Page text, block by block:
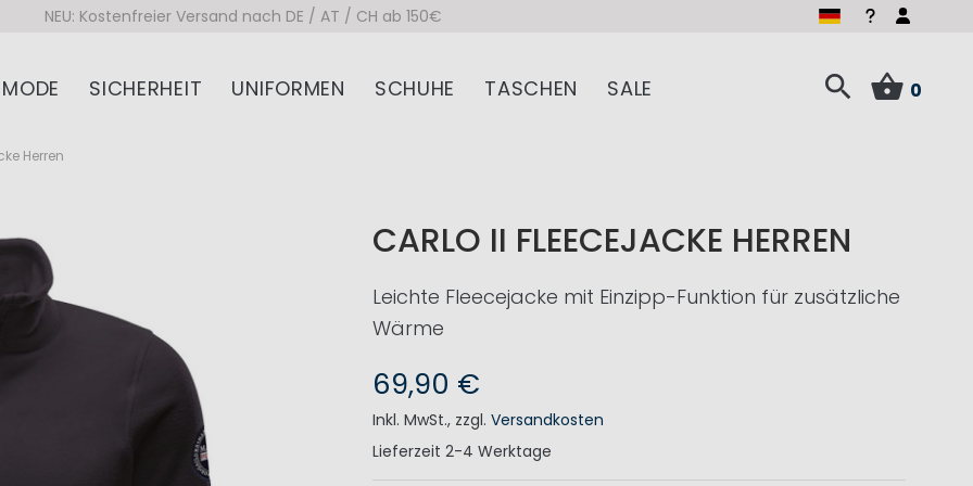
NEU: Kostenfreier Versand nach DE / AT / CH ab 150€
MODE SICHERHEIT UNIFORMEN SCHUHE TASCHEN SALE 0
Herren
CARLO II FLEECEJACKE HERREN
Leichte Fleecejacke mit Einzipp-Funktion für zusätzliche
Wärme
69,90 €
Inkl. MwSt., zzgl.Versandkosten
Lieferzeit 2-4 Werktage